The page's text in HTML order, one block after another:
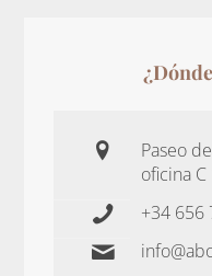
Paseo
oficina
+34 656